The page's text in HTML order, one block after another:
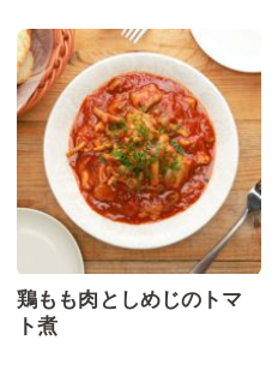
鶏もも肉としめじのトマ
ト煮